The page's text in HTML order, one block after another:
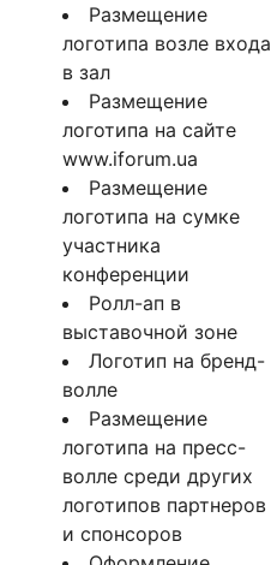
Размещение
логотипа возле входа
в зал
Размещение
логотипа на сайте
www.iforum.ua
Размещение
логотипа на сумке
участника
конференции
Ролл-ап в
выставочной зоне
Логотип на бренд-
волле
Размещение
логотипа на пресс-
волле среди других
логотипов партнеров
и спонсоров